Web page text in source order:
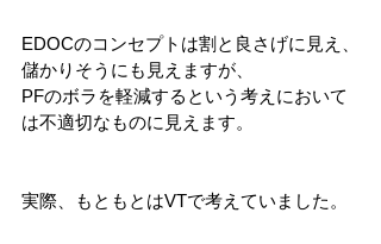
EDOCのコンセプトは割と良さげに見え、
儲かりそうにも見えますが、
PFのボラを軽減するという考えにおいて
は不適切なものに見えます。
実際、もともとはVTで考えていました。